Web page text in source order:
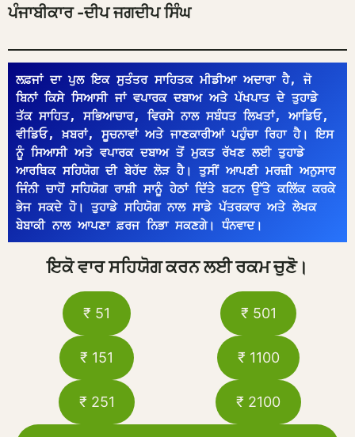
ਪੰਜਾਬੀਕਾਰ -ਦੀਪ ਜਗਦੀਪ ਸਿੰਘ
ਲਫ਼ਜਾਂ ਦਾ ਪੁਲ ਇਕ ਸੁਤੰਤਰ ਸਾਹਿਤਕ ਮੀਡੀਆ ਅਦਾਰਾ ਹੈ, ਜੋ
ਬਿਨਾਂ ਕਿਸੇ ਸਿਆਸੀ ਜਾਂ ਵਪਾਰਕ ਦਬਾਅ ਅਤੇ ਪੱਖਪਾਤ ਦੇ ਤੁਹਾਡੇ
ਤੱਕ ਸਾਹਿਤ, ਸਭਿਆਚਾਰ, ਵਿਰਸੇ ਨਾਲ ਸਬੰਧਤ ਲਿਖਤਾਂ, ਆਡਿਓ,
ਵੀਡਿਓ, ਖ਼ਬਰਾਂ, ਸੂਚਨਾਵਾਂ ਅਤੇ ਜਾਣਕਾਰੀਆਂ ਪਹੁੰਚਾ ਰਿਹਾ ਹੈ। ਇਸ
ਨੂੰ ਸਿਆਸੀ ਅਤੇ ਵਪਾਰਕ ਦਬਾਅ ਤੋਂ ਮੁਕਤ ਰੱਖਣ ਲਈ ਤੁਹਾਡੇ
ਆਰਥਿਕ ਸਹਿਯੋਗ ਦੀ ਬੇਹੱਦ ਲੋੜ ਹੈ। ਤੁਸੀਂ ਆਪਣੀ ਮਰਜ਼ੀ ਅਨੁਸਾਰ
ਜਿੰਨੀ ਚਾਹੋਂ ਸਹਿਯੋਗ ਰਾਸ਼ੀ ਸਾਨੂੰ ਹੇਠਾਂ ਦਿੱਤੇ ਬਟਨ ਉੱਤੇ ਕਲਿੱਕ ਕਰਕੇ
ਭੇਜ ਸਕਦੇ ਹੋ। ਤੁਹਾਡੇ ਸਹਿਯੋਗ ਨਾਲ ਸਾਡੇ ਪੱਤਰਕਾਰ ਅਤੇ ਲੇਖਕ
ਬੇਬਾਕੀ ਨਾਲ ਆਪਣਾ ਫ਼ਰਜ ਨਿਭਾ ਸਕਣਗੇ। ਧੰਨਵਾਦ।
ਇਕੋ ਵਾਰ ਸਹਿਯੋਗ ਕਰਨ ਲਈ ਰਕਮ ਚੁਣੋ।
₹ 51
₹ 151
₹ 251
₹ 501
₹ 1100
₹ 2100